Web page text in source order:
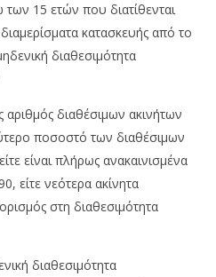
των 15 ετών που διατίθενται
κατασκευής από το
διαθεσιμότητα
αριθμός διαθέσιμων ακινήτων
ποσοστό των διαθέσιμων
είναι πλήρως ανακαινισμένα
είτε νεότερα ακίνητα
στη διαθεσιμότητα
διαθεσιμότητα